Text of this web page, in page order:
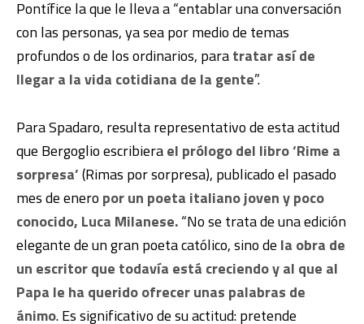
Pontífice la que le lleva a “entablar una conversación
con las personas, ya sea por medio de temas
profundos o de los ordinarios, paratratar así de
llegar a la vida cotidiana de la gente”.
Para Spadaro, resulta representativo de esta actitud
que Bergoglio escribierael prólogo del libro ‘Rime a
sorpresa’(Rimas por sorpresa), publicado el pasado
mes de enero por un poeta italiano joven y poco
conocido, Luca Milanese.“No se trata de una edición
elegante de un gran poeta católico, sino de la obra de
un escritor que todavía está creciendo y al que al
Papa le ha querido ofrecer unas palabras de
ánimo. Es significativo de su actitud: pretende